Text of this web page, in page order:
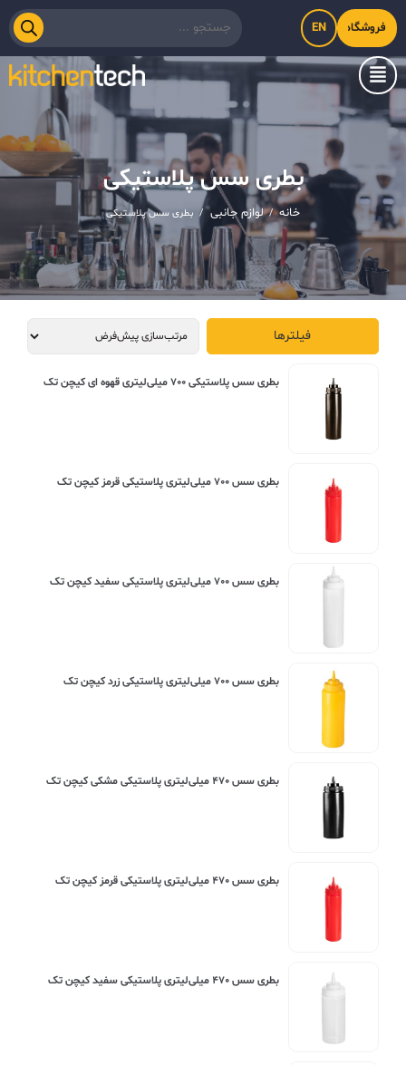
فروشگاه اینترنتی کیت‌لاین
EN
بطری سس پلاستیکی
خانه / لوازم جانبی / بطری سس پلاستیکی
فیلترها
بطری سس پلاستیکی ۷۰۰ میلی‌لیتری قهوه ای کیچن تک
بطری سس ۷۰۰ میلی‌لیتری پلاستیکی قرمز کیچن تک
بطری سس ۷۰۰ میلی‌لیتری پلاستیکی سفید کیچن تک
بطری سس ۷۰۰ میلی‌لیتری پلاستیکی زرد کیچن تک
بطری سس ۴۷۰ میلی‌لیتری پلاستیکی مشکی کیچن تک
بطری سس ۴۷۰ میلی‌لیتری پلاستیکی قرمز کیچن تک
بطری سس ۴۷۰ میلی‌لیتری پلاستیکی سفید کیچن تک